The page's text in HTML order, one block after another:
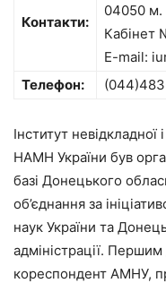
Контакти:
04050 м.
Кабінет
E-mail:
Телефон:
Інститут невідкладної
НАМН України був
базі Донецького
об’єднання за
наук України та
адміністрації.
кореспондент АМНУ,